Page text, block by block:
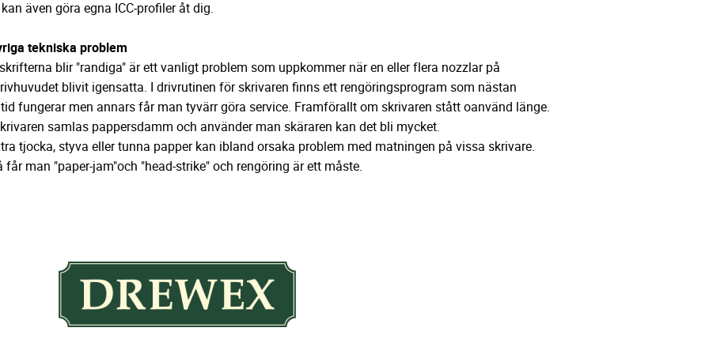
även göra egna ICC-profiler åt dig.
tekniska problem
blir "randiga" är ett vanligt problem som uppkommer när en eller flera nozzlar på
blivit igensatta. I drivrutinen för skrivaren finns ett rengöringsprogram som nästan
fungerar men annars får man tyvärr göra service. Framförallt om skrivaren stått oanvänd länge.
samlas pappersdamm och använder man skäraren kan det bli mycket.
tjocka, styva eller tunna papper kan ibland orsaka problem med matningen på vissa skrivare.
får man "paper-jam"och "head-strike" och rengöring är ett måste.